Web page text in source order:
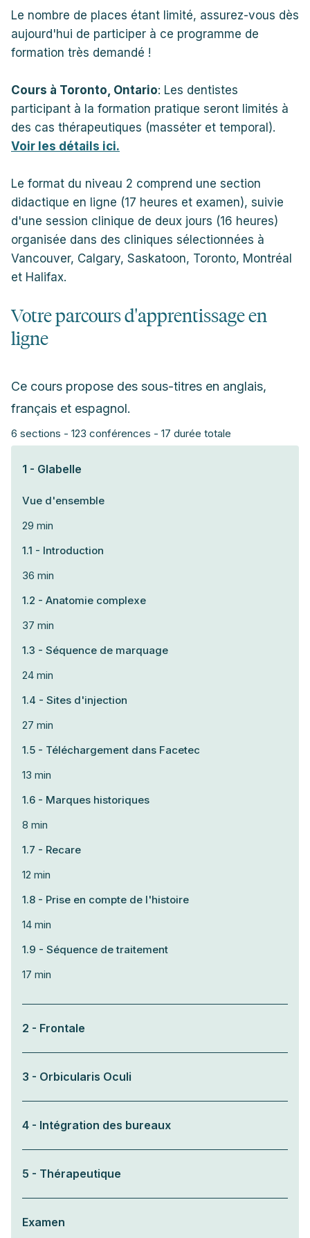
Le nombre de places étant limité, assurez-vous dès
aujourd'hui de participer à ce programme de
formation très demandé !
Cours à Toronto, Ontario: Les dentistes
participant à la formation pratique seront limités à
des cas thérapeutiques (masséter et temporal).
Voir les détails ici.
Le format du niveau 2 comprend une section
didactique en ligne (17 heures et examen), suivie
d'une session clinique de deux jours (16 heures)
organisée dans des cliniques sélectionnées à
Vancouver, Calgary, Saskatoon, Toronto, Montréal
et Halifax.
Votre parcours d'apprentissage en
ligne
Ce cours propose des sous-titres en anglais,
français et espagnol.
6 sections - 123 conférences - 17 durée totale
1 - Glabelle
Vue d'ensemble
29 min
1.1 - Introduction
36 min
1.2 - Anatomie complexe
37 min
1.3 - Séquence de marquage
24 min
1.4 - Sites d'injection
27 min
1.5 - Téléchargement dans Facetec
13 min
1.6 - Marques historiques
8 min
1.7 - Recare
12 min
1.8 - Prise en compte de l'histoire
14 min
1.9 - Séquence de traitement
17 min
2 - Frontale
3 - Orbicularis Oculi
4 - Intégration des bureaux
5 - Thérapeutique
Examen